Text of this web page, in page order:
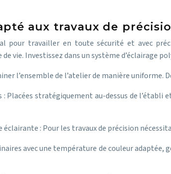
aux travaux de
pour travailler en toute sécurité et avec
vie. Investissez dans un système d’éclairage
l’ensemble de l’atelier de manière uniforme.
Placées stratégiquement au-dessus de
: Pour les travaux de précision
avec une température de couleur